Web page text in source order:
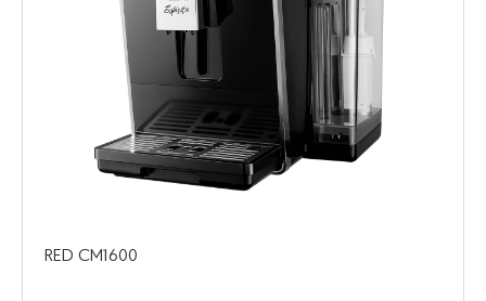
RED CM1600